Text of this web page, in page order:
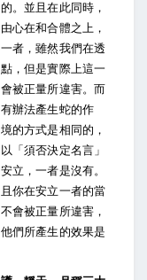
。並且在此同時，
心在和合體之上，
者，雖然我們在透
，但是實際上這一
被正量所違害。而
辦法產生蛇的作
的方式是相同的，
「須否決定名言」
立，一者是沒有。
你在安立一者的當
會被正量所違害，
們所產生的效果是